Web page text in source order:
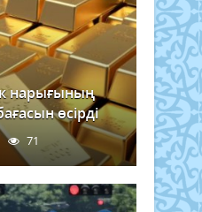
нарығының
өсірді
71